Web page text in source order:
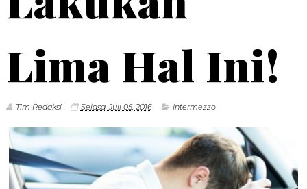
Lima Hal Ini!
Tim Redaksi Selasa, Juli 05, 2016 Intermezzo